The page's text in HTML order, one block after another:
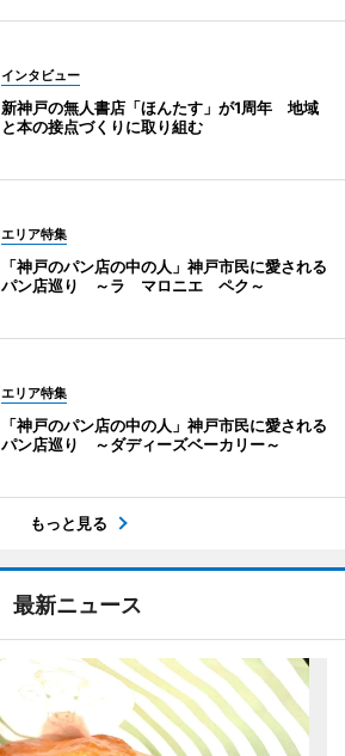
インタビュー
新神戸の無人書店「ほんたす」が1周年 地域
と本の接点づくりに取り組む
エリア特集
「神戸のパン店の中の人」神戸市民に愛される
パン店巡り ～ラ マロニエ ペク～
エリア特集
「神戸のパン店の中の人」神戸市民に愛される
パン店巡り ～ダディーズベーカリー～
もっと見る
最新ニュース